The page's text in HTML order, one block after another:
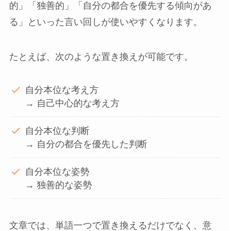
的」「独善的」「自分の都合を優先する傾向があ
る」といった言い回しが使いやすくなります。
たとえば、次のような置き換えが可能です。
自分本位な考え方
→ 自己中心的な考え方
自分本位な判断
→ 自分の都合を優先した判断
自分本位な姿勢
→ 独善的な姿勢
文章では、単語一つで置き換えるだけでなく、意